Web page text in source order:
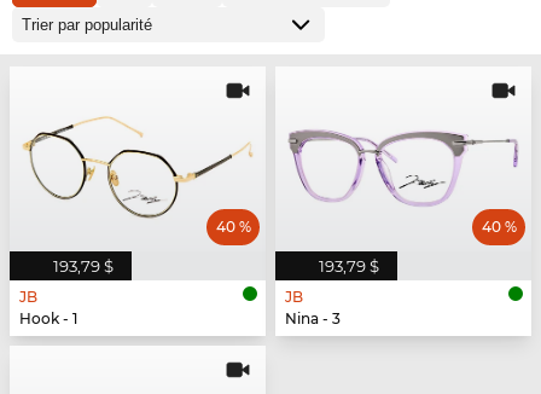
193,79 $
40 %
JB
Hook - 1
193,79 $
40 %
JB
Nina - 3